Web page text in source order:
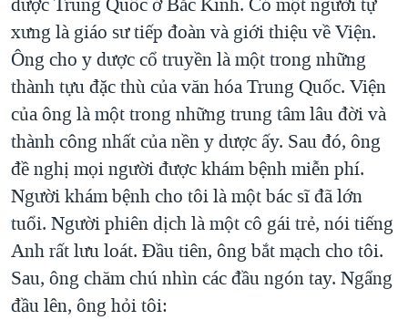
xưng là giáo sư tiếp đoàn và giới thiệu về Viện.
Ông cho y dược cổ truyền là một trong những
thành tựu đặc thù của văn hóa Trung Quốc. Viện
của ông là một trong những trung tâm lâu đời và
thành công nhất của nền y dược ấy. Sau đó, ông
đề nghị mọi người được khám bệnh miễn phí.
Người khám bệnh cho tôi là một bác sĩ đã lớn
tuổi. Người phiên dịch là một cô gái trẻ, nói tiếng
Anh rất lưu loát. Đầu tiên, ông bắt mạch cho tôi.
Sau, ông chăm chú nhìn các đầu ngón tay. Ngẩng
đầu lên, ông hỏi tôi: